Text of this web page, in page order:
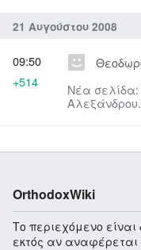
21 Αυγούστου 2008
Νέα
09:50
+514
OrthodoxWiki
Το περιεχόμενο είναι
εκτός αν αναφέρεται